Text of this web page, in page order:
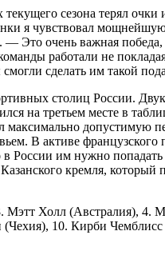
сезона терял
я чувствовал
очень важная
работали не
сделать им такой
столиц России.
на третьем месте в
допустимую
В активе
России им нужно
кремля,
Холл (Австралия),
10. Кирби